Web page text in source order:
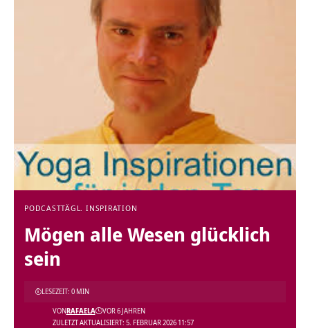
PODCASTTÄGL. INSPIRATION
Mögen alle Wesen glücklich
sein
ZULETZT AKTUALISIERT: 5. FEBRUAR 2026 11:57
VONRAFAELA VOR 6 JAHREN
LESEZEIT: 0 MIN